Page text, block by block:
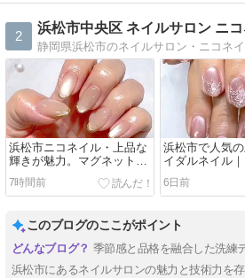
2
浜松市中央区 ネイルサロン ニ
浜松市ニコネイル・上品な
輝きが魅力。マグネットジ
ェルのミラーフレンチネイ
ル
7時間前
浜松市で人気
イダルネイル
×レースフラワ
6日前
このブログのここがポイント
季節感と品格を融合した洗練
浜松市にあるネイルサロンの魅力と技術力を